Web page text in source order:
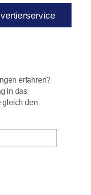
erfahren?
in das
gleich den